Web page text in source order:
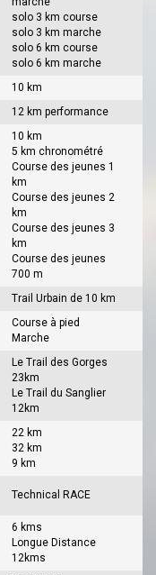
solo 3 km course
solo 3 km marche
solo 6 km course
solo 6 km marche
10 km
12 km performance
10 km
5 km chronométré
Course des jeunes 1
km
Course des jeunes 2
km
Course des jeunes 3
km
Course des jeunes
700 m
Trail Urbain de 10 km
Course à pied
Marche
Le Trail des Gorges
23km
Le Trail du Sanglier
12km
22 km
32 km
9 km
Technical RACE
6 kms
Longue Distance
12kms